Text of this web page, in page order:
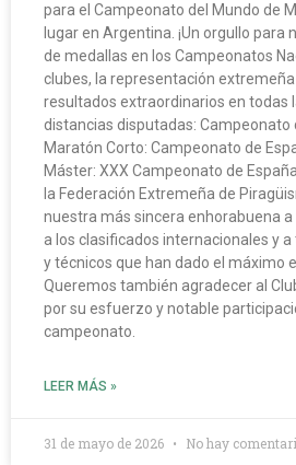
para el Campeonato del Mundo de
lugar en Argentina. ¡Un orgullo para
de medallas en los Campeonatos
clubes, la representación
resultados extraordinarios en todas
distancias disputadas: Campeonato
Maratón Corto: Campeonato de
Máster: XXX Campeonato de
la Federación Extremeña de
nuestra más sincera enhorabuena
a los clasificados internacionales y
y técnicos que han dado el máximo
Queremos también agradecer al
por su esfuerzo y notable
campeonato.
LEER MÁS »
31 de mayo de 2026 No hay